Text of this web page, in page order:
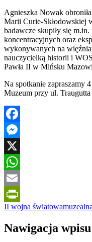
Agnieszka Nowak
Marii Curie-Skłodowskiej
badawcze skupiły się
koncentracyjnych oraz
wykonywanych na
nauczycielką historii i
Pawła II w Mińsku
Na spotkanie zapraszamy
Muzeum przy ul. Traugutta
Facebook
Messenger
X
WhatsApp
Email
PrintFriendly
II wojna światowa
Nawigacja wpisu